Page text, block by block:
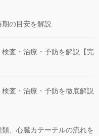
の目安を解説
査・治療・予防を解説【完
査・治療・予防を徹底解説
、心臓カテーテルの流れを